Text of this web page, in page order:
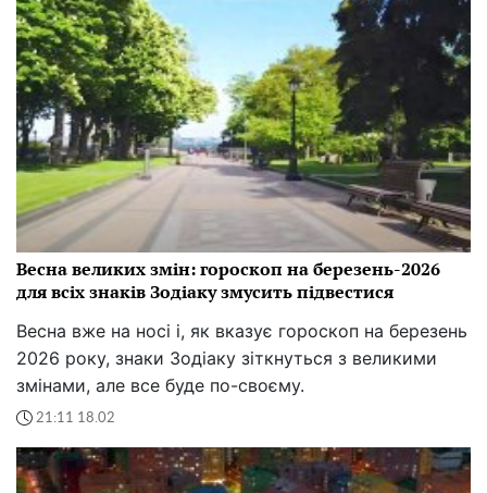
Весна великих змін: гороскоп на березень-2026
для всіх знаків Зодіаку змусить підвестися
Весна вже на носі і, як вказує гороскоп на березень
2026 року, знаки Зодіаку зіткнуться з великими
змінами, але все буде по-своєму.
21:11 18.02